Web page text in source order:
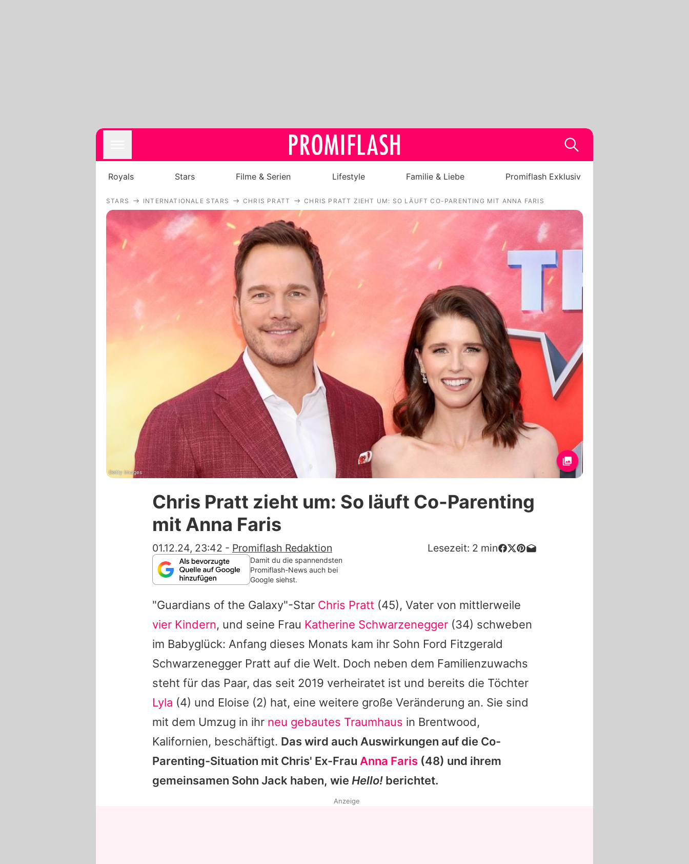
Royals
Filme & Serien
Lifestyle
Familie & Liebe
Promiflash Exklusiv
Alle Themen auf Promiflash
App runterladen
Team
Redaktionelle Richtlinien
Impressum
Datenschutzerklärung
Nutzungsbedingungen
Royals Stars Filme & Serien Lifestyle Familie & Liebe Promiflash Exklusiv
STARS INTERNATIONALE STARS CHRIS PRATT CHRIS PRATT ZIEHT UM: SO LÄUFT CO-PARENTING MIT ANNA FARIS
Getty Images
Chris Pratt zieht um: So läuft Co-Parenting
mit Anna Faris
01.12.24, 23:42 - Promiflash Redaktion Lesezeit: 2 min
Damit du die spannendsten
Promiflash-News auch bei
Google siehst.
"Guardians of the Galaxy"-Star Chris Pratt (45), Vater von mittlerweile
vier Kindern, und seine Frau Katherine Schwarzenegger (34) schweben
im Babyglück: Anfang dieses Monats kam ihr Sohn Ford Fitzgerald
Schwarzenegger Pratt auf die Welt. Doch neben dem Familienzuwachs
steht für das Paar, das seit 2019 verheiratet ist und bereits die Töchter
Lyla (4) und Eloise (2) hat, eine weitere große Veränderung an. Sie sind
mit dem Umzug in ihr neu gebautes Traumhaus in Brentwood,
Kalifornien, beschäftigt. Das wird auch Auswirkungen auf die Co-
Parenting-Situation mit Chris' Ex-Frau Anna Faris (48) und ihrem
gemeinsamen Sohn Jack haben, wie Hello! berichtet.
Anzeige